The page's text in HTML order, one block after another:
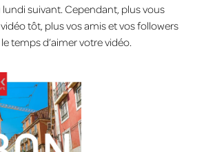
lundi suivant. Cependant, plus vous
tôt, plus vos amis et vos followers
temps d’aimer votre vidéo.